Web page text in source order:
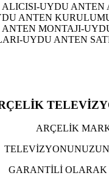
ALICISI-UYDU
ANTEN
MONTAJI-
UYDU ANTEN
ARÇELİK
GARANTİLİ OLARAK